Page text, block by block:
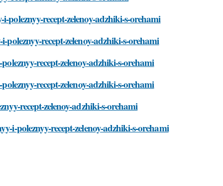
recept-zelenoy-adzhiki-s-orehami
recept-zelenoy-adzhiki-s-orehami
recept-zelenoy-adzhiki-s-orehami
recept-zelenoy-adzhiki-s-orehami
recept-zelenoy-adzhiki-s-orehami
i-poleznyy-recept-zelenoy-adzhiki-s-orehami